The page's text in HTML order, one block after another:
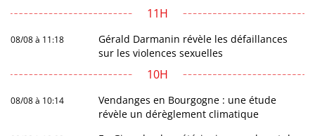
11H
08/08 à 11:18
Gérald Darmanin révèle les défaillances
sur les violences sexuelles
10H
08/08 à 10:14
Vendanges en Bourgogne : une étude
révèle un dérèglement climatique